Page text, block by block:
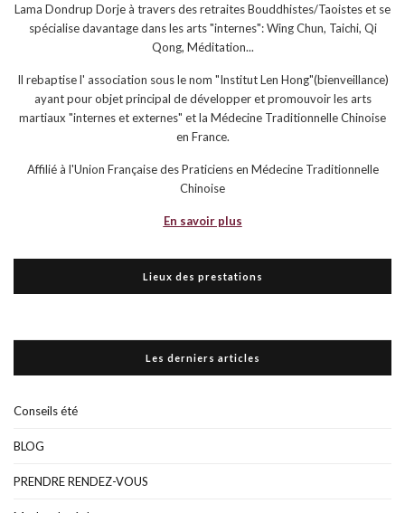
Lama Dondrup Dorje à travers des retraites Bouddhistes/Taoistes et se
spécialise davantage dans les arts "internes": Wing Chun, Taichi, Qi
Qong, Méditation...
Il rebaptise l' association sous le nom "Institut Len Hong"(bienveillance)
ayant pour objet principal de développer et promouvoir les arts
martiaux "internes et externes" et la Médecine Traditionnelle Chinoise
en France.
Affilié à l'Union Française des Praticiens en Médecine Traditionnelle
Chinoise
En savoir plus
Lieux des prestations
Les derniers articles
Conseils été
BLOG
PRENDRE RENDEZ-VOUS